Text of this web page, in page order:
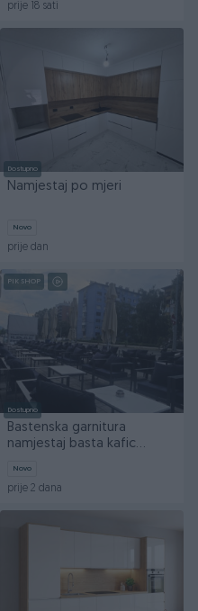
prije 18 sati
Dostupno
Namjestaj po mjeri
Novo
prije dan
PIK SHOP
Dostupno
Bastenska garnitura
namjestaj basta kafic
Novo
prije 2 dana